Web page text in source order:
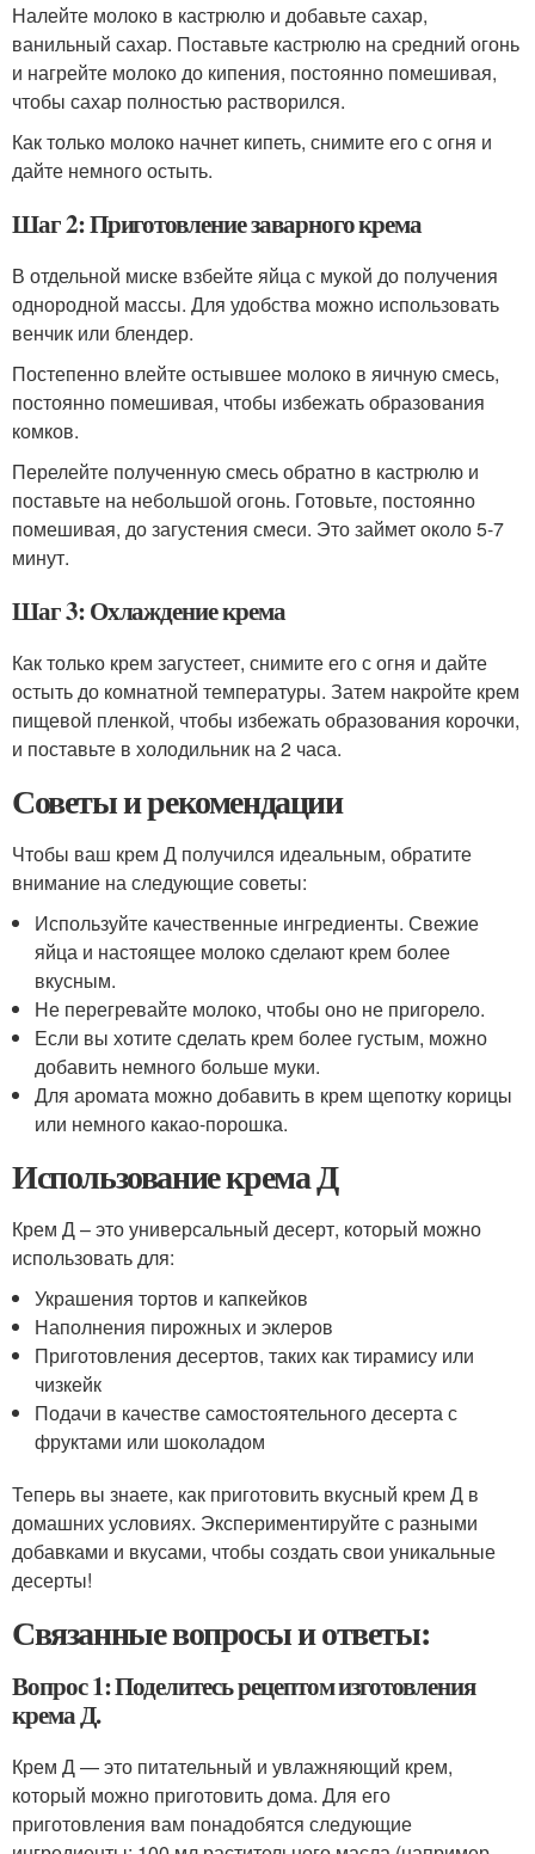
Налейте молоко в кастрюлю и добавьте сахар,
ванильный сахар. Поставьте кастрюлю на средний огонь
и нагрейте молоко до кипения, постоянно помешивая,
чтобы сахар полностью растворился.
Как только молоко начнет кипеть, снимите его с огня и
дайте немного остыть.
Шаг 2: Приготовление заварного крема
В отдельной миске взбейте яйца с мукой до получения
однородной массы. Для удобства можно использовать
венчик или блендер.
Постепенно влейте остывшее молоко в яичную смесь,
постоянно помешивая, чтобы избежать образования
комков.
Перелейте полученную смесь обратно в кастрюлю и
поставьте на небольшой огонь. Готовьте, постоянно
помешивая, до загустения смеси. Это займет около 5-7
минут.
Шаг 3: Охлаждение крема
Как только крем загустеет, снимите его с огня и дайте
остыть до комнатной температуры. Затем накройте крем
пищевой пленкой, чтобы избежать образования корочки,
и поставьте в холодильник на 2 часа.
Советы и рекомендации
Чтобы ваш крем Д получился идеальным, обратите
внимание на следующие советы:
Используйте качественные ингредиенты. Свежие
яйца и настоящее молоко сделают крем более
вкусным.
Не перегревайте молоко, чтобы оно не пригорело.
Если вы хотите сделать крем более густым, можно
добавить немного больше муки.
Для аромата можно добавить в крем щепотку корицы
или немного какао-порошка.
Использование крема Д
Крем Д – это универсальный десерт, который можно
использовать для:
Украшения тортов и капкейков
Наполнения пирожных и эклеров
Приготовления десертов, таких как тирамису или
чизкейк
Подачи в качестве самостоятельного десерта с
фруктами или шоколадом
Теперь вы знаете, как приготовить вкусный крем Д в
домашних условиях. Экспериментируйте с разными
добавками и вкусами, чтобы создать свои уникальные
десерты!
Связанные вопросы и ответы:
Вопрос 1: Поделитесь рецептом изготовления
крема Д.
Крем Д — это питательный и увлажняющий крем,
который можно приготовить дома. Для его
приготовления вам понадобятся следующие